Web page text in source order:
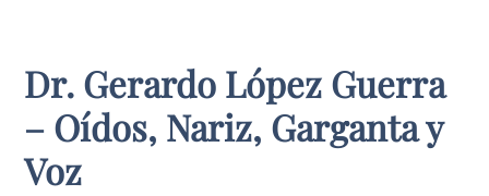
Dr. Gerardo López Guerra
– Oídos, Nariz, Garganta y
Voz